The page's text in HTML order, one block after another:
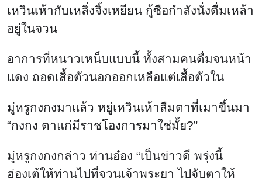
เหวินเห้ากับเหลิ่งจิ้งเหยียน กู้ซือกำลังนั่งดื่มเหล้า
อยู่ในจวน
อาการที่หนาวเหน็บแบบนี้ ทั้งสามคนดื่มจนหน้า
แดง ถอดเสื้อตัวนอกออกเหลือแต่เสื้อตัวใน
มู่หรูกงกงมาแล้ว หยู่เหวินเห้าลืมตาที่เมาขึ้นมา
“กงกง ตาแก่มีราชโองการมาใช่มั้ย?”
มู่หรูกงกงกล่าว ท่านอ๋อง “เป็นข่าวดี พรุ่งนี้
ฮ่องเต้ให้ท่านไปที่จวนเจ้าพระยา ไปจับตาให้